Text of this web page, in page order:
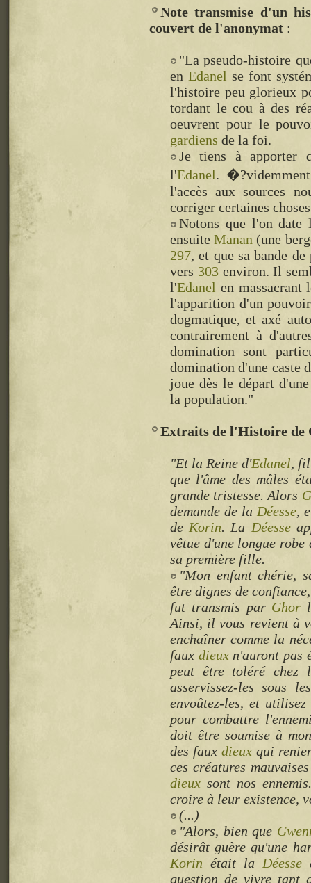
Note transmise d'un
couvert de l'anonymat
"La pseudo-histoire
en Edanel se font
l'histoire peu glorieux
tordant le cou à des
oeuvrent pour le
gardiens de la foi.
Je tiens à apporter
l'Edanel.
l'accès aux sources
corriger certaines
Notons que l'on
ensuiteManan (une
297, et que sa bande
vers 303environ. Il
l'Edanel en massacrant
l'apparition d'un
dogmatique, et axé
contrairement à
domination sont
domination d'une caste
joue dès le départ
la population."
Extraits de l'Histoire de
"Et la Reine d'Edanel,
que l'âme des mâles
grande tristesse. Alors
demande de la Déesse,
de Korin. La Déesse
vêtue d'une longue
sa première fille.
"Mon enfant chérie,
être dignes de
fut transmis par Ghor
Ainsi, il vous revient à
enchaîner comme la
faux dieuxn'auront pas
peut être toléré chez
asservissez-les sous
envoûtez-les, et
pour combattre
doit être soumise à
des fauxdieux qui
ces créatures
dieux sont nos
croire à leur existence,
(...)
"Alors, bien que
désirât guère qu'une
Korin était la Déesse
question de vivre tant